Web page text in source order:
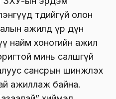
төдийгүй олон
ажилд үр дүн
найм хоногийн ажил
минь салшгүй
сансрын шинжлэх
ажиллаж байна.